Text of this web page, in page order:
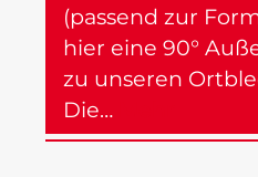
(passend zur
hier eine 90°
zu unseren
Die…